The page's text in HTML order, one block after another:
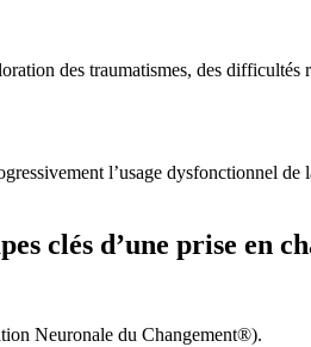
des traumatismes, des
l’usage dysfonctionnel
clés d’une prise en
Neuronale du Changement®).